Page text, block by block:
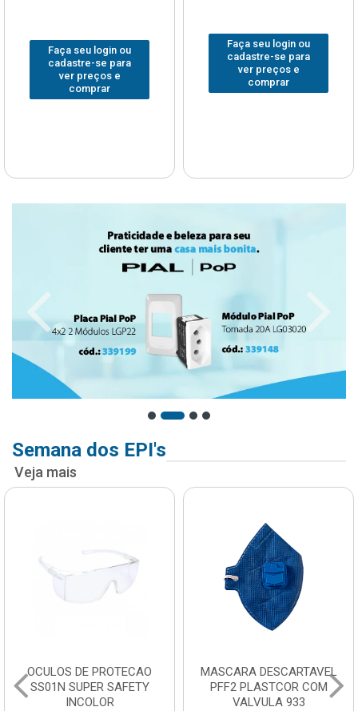
Faça seu login ou
cadastre-se para
ver preços e
comprar
Faça seu login ou
cadastre-se para
ver preços e
comprar
Semana dos EPI's
Veja mais
OCULOS DE PROTECAO
SS01N SUPER SAFETY
INCOLOR
MASCARA DESCARTAVEL
PFF2 PLASTCOR COM
VALVULA 933